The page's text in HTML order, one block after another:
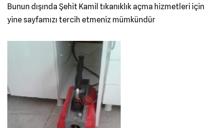
Bunun dışında Şehit Kamil tıkanıklık açma hizmetleri için
yine sayfamızı tercih etmeniz mümkündür